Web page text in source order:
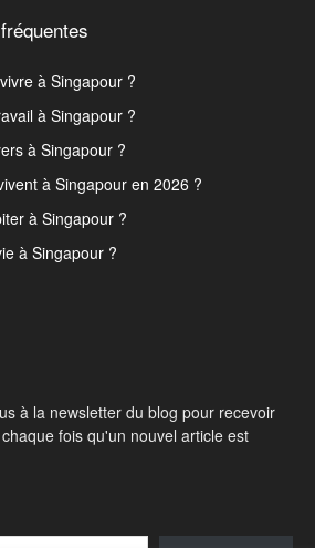
à Singapour ?
à Singapour ?
à Singapour ?
à Singapour en 2026 ?
à Singapour ?
à Singapour ?
à la newsletter du blog pour recevoir
fois qu'un nouvel article est